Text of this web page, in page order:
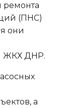
(ПНС)
они
ЖКХ ДНР.
а